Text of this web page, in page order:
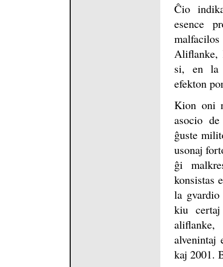
Ĉio
esence
Aliflanke,
si, en la
efekton
Kion oni
asocio
ĝuste
usonaj
ĝi
konsistas
la
kiu
alvenintaj
kaj 2001.